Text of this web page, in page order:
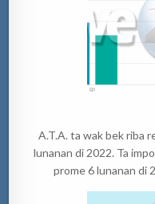
A.T.A. ta wak bek riba
lunanan di 2022. Ta
prome 6 lunanan di